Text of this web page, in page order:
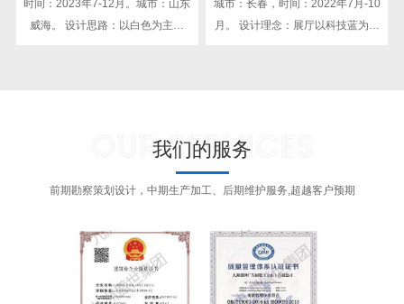
时间：2023年7-12月。城市：山东
威海。 设计思路：以白色为主色
风采，提升员工及访客的文化认同
城市：长春，时间：2022年7月-10
月。 设计理念：展厅以科技蓝为主
OUR SERVICES
我们的服务
前期勘察策划设计，中期生产加工、后期维护服务,超越客户预期